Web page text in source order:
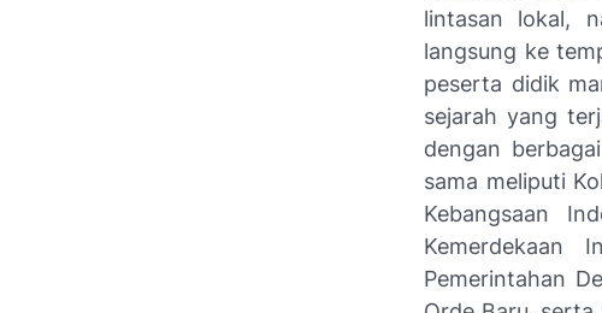
lintasan lokal,
langsung ke
peserta didik
sejarah yang
dengan
sama meliputi
Kebangsaan
Kemerdekaan
Pemerintahan